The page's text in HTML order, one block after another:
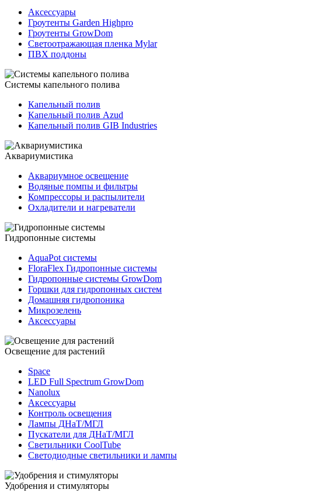
Аксессуары
Гроутенты Garden Highpro
Гроутенты GrowDom
Светоотражающая пленка Mylar
ПВХ поддоны
Системы капельного полива
Капельный полив
Капельный полив Azud
Капельный полив GIB Industries
Аквариумистика
Аквариумное освещение
Водяные помпы и фильтры
Компрессоры и распылители
Охладители и нагреватели
Гидропонные системы
AquaPot системы
FloraFlex Гидропонные системы
Гидропонные системы GrowDom
Горшки для гидропонных систем
Домашняя гидропоника
Микрозелень
Аксессуары
Освещение для растений
Space
LED Full Spectrum GrowDom
Nanolux
Аксессуары
Контроль освещения
Лампы ДНаТ/МГЛ
Пускатели для ДНаТ/МГЛ
Светильники CoolTube
Светодиодные светильники и лампы
Удобрения и стимуляторы